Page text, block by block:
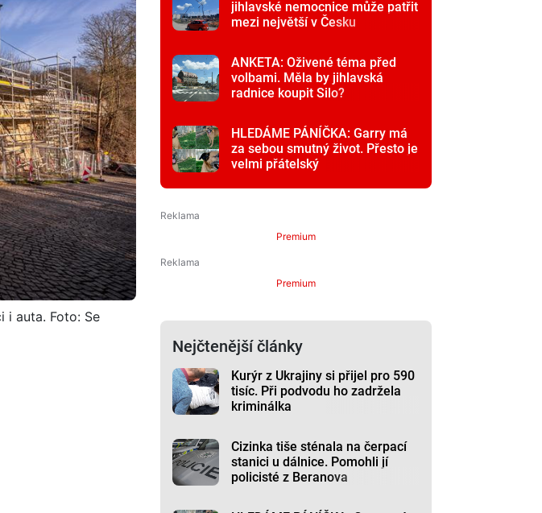
i auta. Foto: Se
jihlavské nemocnice může patřit
mezi největší v Česku
ANKETA: Oživené téma před
volbami. Měla by jihlavská
radnice koupit Silo?
HLEDÁME PÁNÍČKA: Garry má
za sebou smutný život. Přesto je
velmi přátelský
Premium
Premium
Nejčtenější články
Kurýr z Ukrajiny si přijel pro 590
tisíc. Při podvodu ho zadržela
kriminálka
Cizinka tiše sténala na čerpací
stanici u dálnice. Pomohli jí
policisté z Beranova